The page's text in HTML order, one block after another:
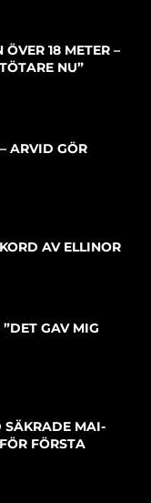
18 METER –
NU”
ARVID GÖR
AV ELLINOR
GAV MIG
SÄKRADE MAI-
FÖRSTA